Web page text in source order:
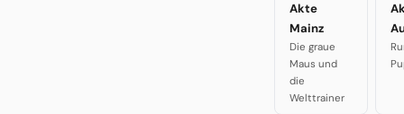
Akte
Mainz
Die graue
Maus und
die
Welttrainer